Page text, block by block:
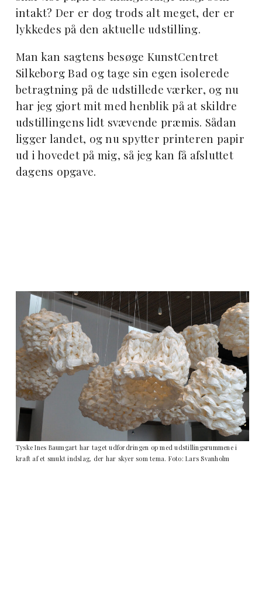
intakt? Der er dog trods alt meget, der er
lykkedes på den aktuelle udstilling.
Man kan sagtens besøge KunstCentret
Silkeborg Bad og tage sin egen isolerede
betragtning på de udstillede værker, og nu
har jeg gjort mit med henblik på at skildre
udstillingens lidt svævende præmis. Sådan
ligger landet, og nu spytter printeren papir
ud i hovedet på mig, så jeg kan få afsluttet
dagens opgave.
Tyske Ines Baumgart har taget udfordringen op med udstillingsrummene i
kraft af et smukt indslag, der har skyer som tema. Foto: Lars Svanholm